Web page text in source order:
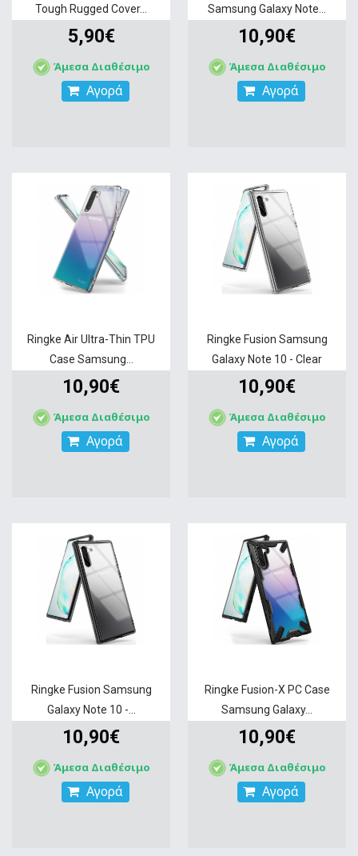
Tough Rugged Cover...
5,90€
Άμεσα Διαθέσιμο
Αγορά
Samsung Galaxy Note...
10,90€
Άμεσα Διαθέσιμο
Αγορά
Ringke Air Ultra-Thin TPU
Case Samsung...
10,90€
Άμεσα Διαθέσιμο
Αγορά
Ringke Fusion Samsung
Galaxy Note 10 - Clear
10,90€
Άμεσα Διαθέσιμο
Αγορά
Ringke Fusion Samsung
Galaxy Note 10 -...
10,90€
Άμεσα Διαθέσιμο
Αγορά
Ringke Fusion-X PC Case
Samsung Galaxy...
10,90€
Άμεσα Διαθέσιμο
Αγορά